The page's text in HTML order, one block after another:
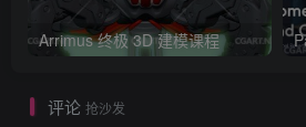
Arrimus 终极 3D 建模课程
评论 抢沙发